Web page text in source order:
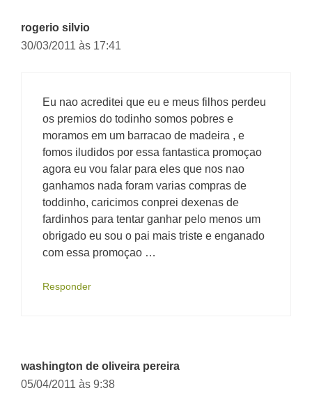
rogerio silvio
30/03/2011 às 17:41
Eu nao acreditei que eu e meus filhos perdeu
os premios do todinho somos pobres e
moramos em um barracao de madeira , e
fomos iludidos por essa fantastica promoçao
agora eu vou falar para eles que nos nao
ganhamos nada foram varias compras de
toddinho, caricimos conprei dexenas de
fardinhos para tentar ganhar pelo menos um
obrigado eu sou o pai mais triste e enganado
com essa promoçao …
Responder
washington de oliveira pereira
05/04/2011 às 9:38